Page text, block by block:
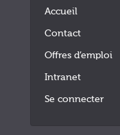
Accueil
Contact
Offres d’emploi
Intranet
Se connecter